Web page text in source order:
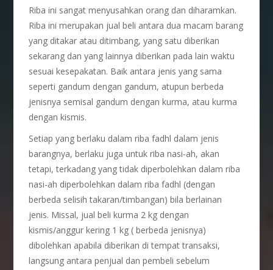
Riba ini sangat menyusahkan orang dan diharamkan.
Riba ini merupakan jual beli antara dua macam barang
yang ditakar atau ditimbang, yang satu diberikan
sekarang dan yang lainnya diberikan pada lain waktu
sesuai kesepakatan. Baik antara jenis yang sama
seperti gandum dengan gandum, atupun berbeda
jenisnya semisal gandum dengan kurma, atau kurma
dengan kismis.
Setiap yang berlaku dalam riba fadhl dalam jenis
barangnya, berlaku juga untuk riba nasi-ah, akan
tetapi, terkadang yang tidak diperbolehkan dalam riba
nasi-ah diperbolehkan dalam riba fadhl (dengan
berbeda selisih takaran/timbangan) bila berlainan
jenis. Missal, jual beli kurma 2 kg dengan
kismis/anggur kering 1 kg ( berbeda jenisnya)
dibolehkan apabila diberikan di tempat transaksi,
langsung antara penjual dan pembeli sebelum